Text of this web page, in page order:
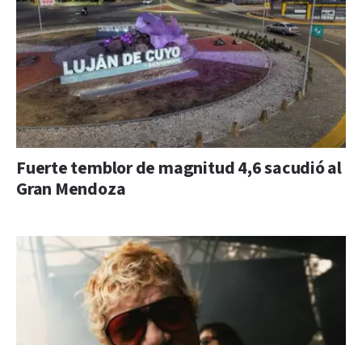
Fuerte temblor de magnitud 4,6 sacudió al
Gran Mendoza